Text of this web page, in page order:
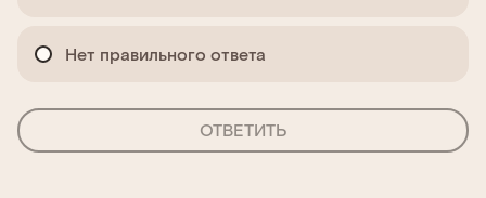
Нет правильного ответа
ОТВЕТИТЬ